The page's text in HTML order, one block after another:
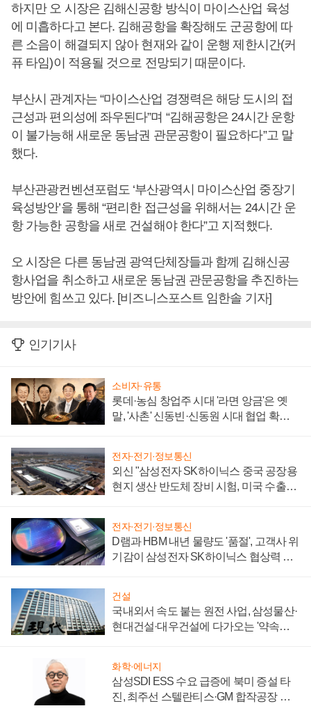
하지만 오 시장은 김해신공항 방식이 마이스산업 육성
에 미흡하다고 본다. 김해공항을 확장해도 군공항에 따
른 소음이 해결되지 않아 현재와 같이 운행 제한시간(커
퓨 타임)이 적용될 것으로 전망되기 때문이다.
부산시 관계자는 “마이스산업 경쟁력은 해당 도시의 접
근성과 편의성에 좌우된다”며 “김해공항은 24시간 운항
이 불가능해 새로운 동남권 관문공항이 필요하다”고 말
했다.
부산관광컨벤션포럼도 ‘부산광역시 마이스산업 중장기
육성방안’을 통해 “편리한 접근성을 위해서는 24시간 운
항 가능한 공항을 새로 건설해야 한다”고 지적했다.
오 시장은 다른 동남권 광역단체장들과 함께 김해신공
항사업을 취소하고 새로운 동남권 관문공항을 추진하는
방안에 힘쓰고 있다. [비즈니스포스트 임한솔 기자]
인기기사
소비자·유통
롯데·농심 창업주 시대 '라면 앙금'은 옛
말, '사촌' 신동빈·신동원 시대 협업 확대
전자·전기·정보통신
외신 "삼성전자 SK하이닉스 중국 공장용
현지 생산 반도체 장비 시험, 미국 수출통
전자·전기·정보통신
D램과 HBM 내년 물량도 '품절', 고객사 위
기감이 삼성전자 SK하이닉스 협상력 더
건설
국내외서 속도 붙는 원전 사업, 삼성물산·
현대건설·대우건설에 다가오는 '약속의
화학·에너지
삼성SDI ESS 수요 급증에 북미 증설 타
진, 최주선 스텔란티스·GM 합작공장 건